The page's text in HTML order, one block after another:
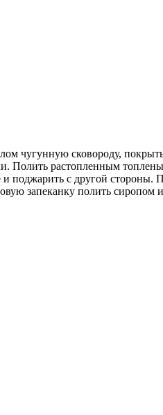
чугунную сковороду,
Полить растопленным
и поджарить с другой стороны.
запеканку полить сиропом